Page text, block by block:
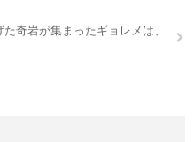
奇岩が集まったギョレメは、